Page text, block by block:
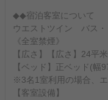
◆◆宿泊客室について
ウエストツイン バス・
《全室禁煙》
【広さ】【広さ】24平米
【ベッド】正ベッド(幅
※3名1室利用の場合、
【客室設備】